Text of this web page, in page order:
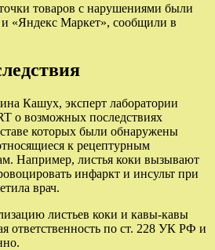
товаров с нарушениями были
«Яндекс Маркет», сообщили в
Кашух, эксперт лаборатории
о возможных последствиях
которых были обнаружены
к рецептурным
Например, листья коки вызывают
инфаркт и инсульт при
врач.
листьев коки и кавы-кавы
ответственность по ст. 228 УК РФ и